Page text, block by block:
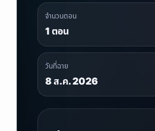
จำนวนตอน
1 ตอน
วันที่ฉาย
8 ส.ค. 2026